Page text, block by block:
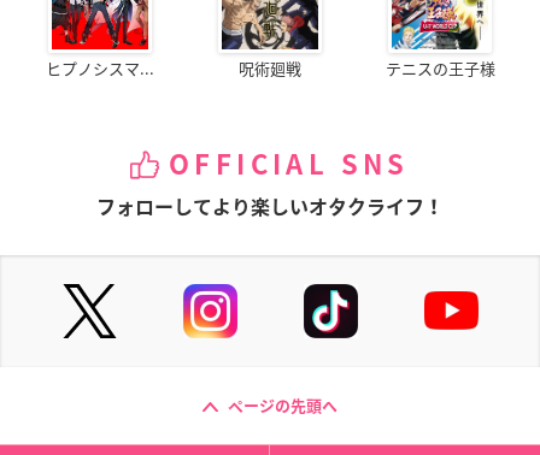
ヒプノシスマ... 呪術廻戦 テニスの王子様
OFFICIAL SNS
フォローしてより楽しいオタクライフ！
ページの先頭へ